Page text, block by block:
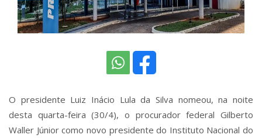
O presidente Luiz Inácio Lula da Silva nomeou, na noite
desta quarta-feira (30/4), o procurador federal Gilberto
Waller Júnior como novo presidente do Instituto Nacional do